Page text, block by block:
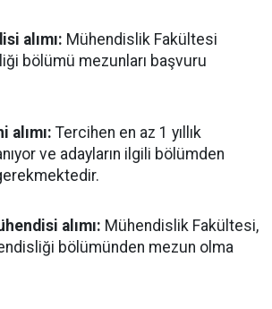
alımı: Mühendislik Fakültesi
bölümü mezunları başvuru
alımı: Tercihen en az 1 yıllık
ve adayların ilgili bölümden
alımı: Mühendislik Fakültesi,
bölümünden mezun olma